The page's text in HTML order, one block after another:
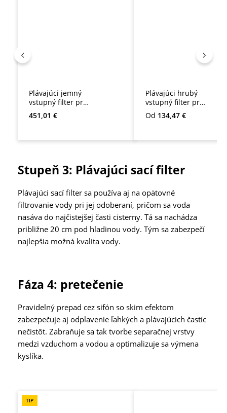
Plávajúci jemný
vstupný filter pre
veľké systémy
Bežná cena:
451,01 €
Plávajúci hrubý
vstupný filter pre
veľké systémy
Bežná cena:
Od 134,47 €
Stupeň 3: Plávajúci sací filter
Plávajúci sací filter sa používa aj na opätovné
filtrovanie vody pri jej odoberaní, pričom sa voda
nasáva do najčistejšej časti cisterny. Tá sa nachádza
približne 20 cm pod hladinou vody. Tým sa zabezpečí
najlepšia možná kvalita vody.
Fáza 4: pretečenie
Pravidelný prepad cez sifón so skim efektom
zabezpečuje aj odplavenie ľahkých a plávajúcich častíc
nečistôt. Zabraňuje sa tak tvorbe separačnej vrstvy
medzi vzduchom a vodou a optimalizuje sa výmena
kyslíka.
TIP